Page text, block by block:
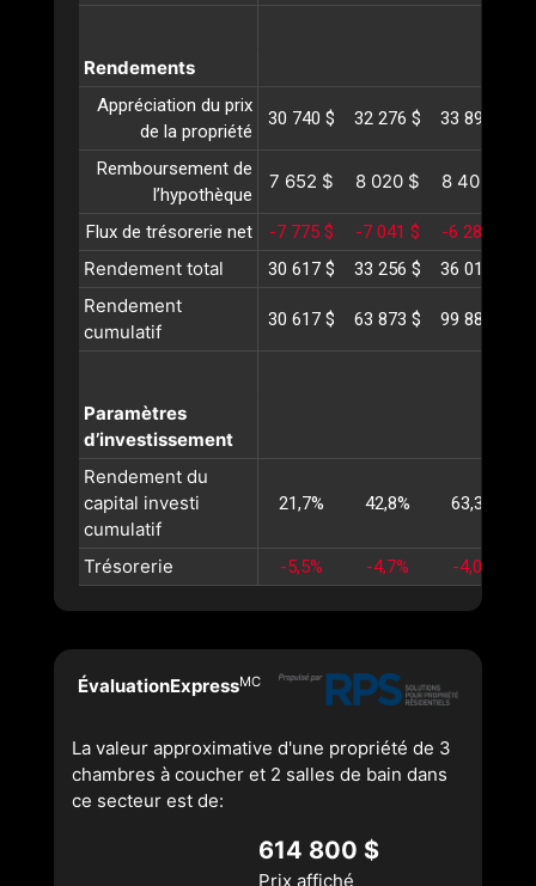
Rendements
Appréciation du prix
de la propriété
30 740 $ 32 276 $ 33 890 $
Remboursement de
l’hypothèque
7 652 $ 8 020 $ 8 405 $
Flux de trésorerie net -7 775 $ -7 041 $ -6 284 $
Rendement total 30 617 $ 33 256 $ 36 012 $
Rendement
cumulatif
30 617 $ 63 873 $ 99 885 $
Paramètres
d’investissement
Rendement du
capital investi
cumulatif
21,7% 42,8% 63,3%
Trésorerie -5,5% -4,7% -4,0%
ÉvaluationExpressMC
La valeur approximative d'une propriété de 3
chambres à coucher et 2 salles de bain dans
ce secteur est de:
614 800 $
Prix affiché